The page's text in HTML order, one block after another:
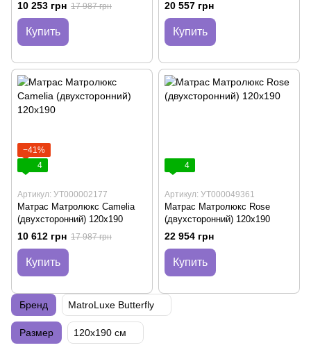
10 253 грн 17 987 грн
Купить
20 557 грн
Купить
−41%
4
Артикул: УТ000002177
Матрас Матролюкс Camelia
(двухсторонний) 120х190
10 612 грн 17 987 грн
Купить
4
Артикул: УТ000049361
Матрас Матролюкс Rose
(двухсторонний) 120х190
22 954 грн
Купить
Бренд MatroLuxe Butterfly
Размер 120х190 см